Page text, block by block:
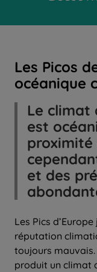
Les Picos
océanique
Le climat
est
et des
Les Pics
réputation
toujours
produit un climat